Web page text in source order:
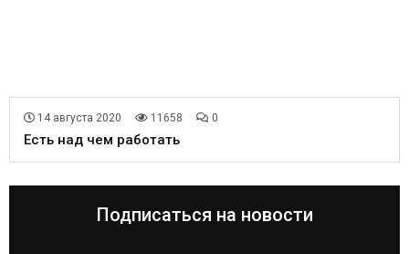
14 августа 2020 11658 0
Есть над чем работать
Подписаться на новости